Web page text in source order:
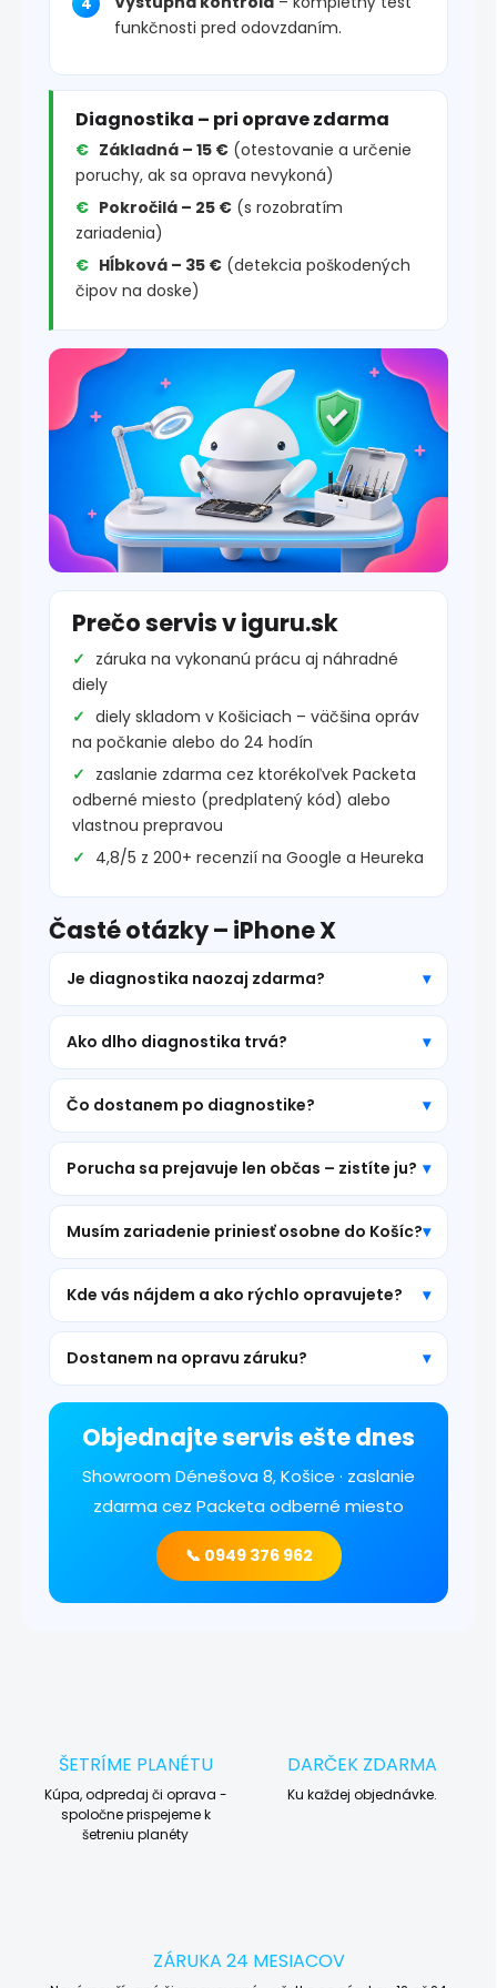
funkčnosti pred odovzdaním.
Diagnostika – pri oprave zdarma
Základná – 15 € (otestovanie a určenie
poruchy, ak sa oprava nevykoná)
Pokročilá – 25 € (s rozobratím
zariadenia)
Hĺbková – 35 € (detekcia poškodených
čipov na doske)
Prečo servis v iguru.sk
záruka na vykonanú prácu aj náhradné
diely
diely skladom v Košiciach – väčšina opráv
na počkanie alebo do 24 hodín
zaslanie zdarma cez ktorékoľvek Packeta
odberné miesto (predplatený kód) alebo
vlastnou prepravou
4,8/5 z 200+ recenzií na Google a Heureka
Časté otázky – iPhone X
Je diagnostika naozaj zdarma?
Ako dlho diagnostika trvá?
Čo dostanem po diagnostike?
Porucha sa prejavuje len občas – zistíte ju?
Musím zariadenie priniesť osobne do Košíc?
Kde vás nájdem a ako rýchlo opravujete?
Dostanem na opravu záruku?
Objednajte servis ešte dnes
Showroom Dénešova 8, Košice · zaslanie
zdarma cez Packeta odberné miesto
📞 0949 376 962
ŠETRÍME PLANÉTU
Kúpa, odpredaj či oprava -
spoločne prispejeme k
šetreniu planéty
DARČEK ZDARMA
Ku každej objednávke.
ZÁRUKA 24 MESIACOV